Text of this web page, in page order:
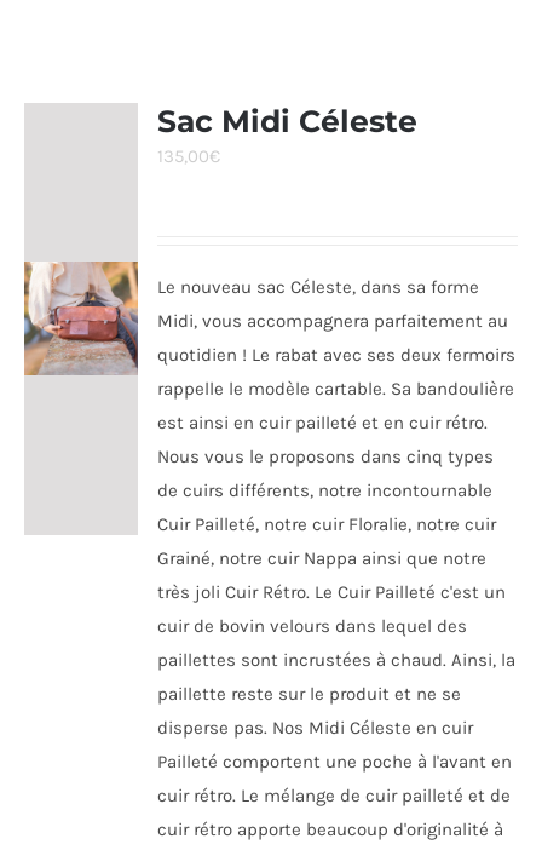
Sac Midi Céleste
135,00€
Le nouveau sac Céleste, dans sa forme
Midi, vous accompagnera parfaitement au
quotidien ! Le rabat avec ses deux fermoirs
rappelle le modèle cartable. Sa bandoulière
est ainsi en cuir pailleté et en cuir rétro.
Nous vous le proposons dans cinq types
de cuirs différents, notre incontournable
Cuir Pailleté, notre cuir Floralie, notre cuir
Grainé, notre cuir Nappa ainsi que notre
très joli Cuir Rétro. Le Cuir Pailleté c'est un
cuir de bovin velours dans lequel des
paillettes sont incrustées à chaud. Ainsi, la
paillette reste sur le produit et ne se
disperse pas. Nos Midi Céleste en cuir
Pailleté comportent une poche à l'avant en
cuir rétro. Le mélange de cuir pailleté et de
cuir rétro apporte beaucoup d'originalité à